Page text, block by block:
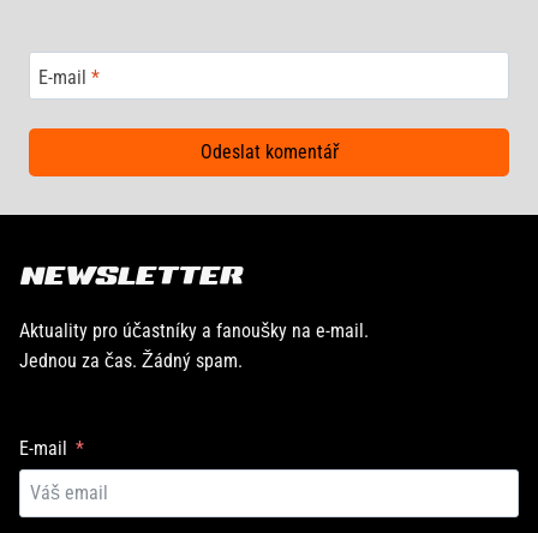
E-mail *
NEWSLETTER
Aktuality pro účastníky a fanoušky na e-mail.
Jednou za čas. Žádný spam.
E-mail